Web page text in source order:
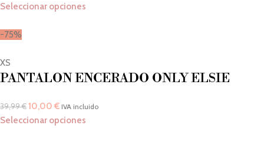
Seleccionar opciones
-75%
XS
PANTALON ENCERADO ONLY ELSIE
39,99€10,00 € IVA incluido
Seleccionar opciones